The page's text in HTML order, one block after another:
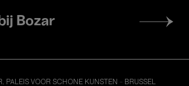
Bozar
PALEIS VOOR SCHONE KUNSTEN - BRUSSEL